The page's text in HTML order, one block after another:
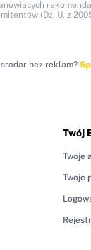
(Dz. U. z
bez reklam?
Twój
Twoje
Twoje